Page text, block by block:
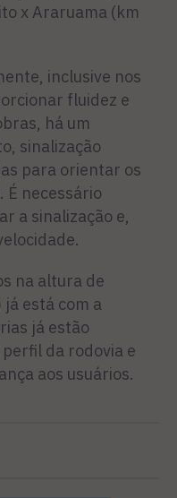
x Araruama (km
inclusive nos
fluidez e
há um
sinalização
para orientar os
É necessário
a sinalização e,
na altura de
está com a
já estão
da rodovia e
aos usuários.